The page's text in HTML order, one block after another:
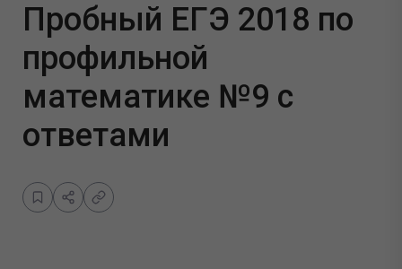
Пробный ЕГЭ 2018 по
профильной
математике №9 с
ответами